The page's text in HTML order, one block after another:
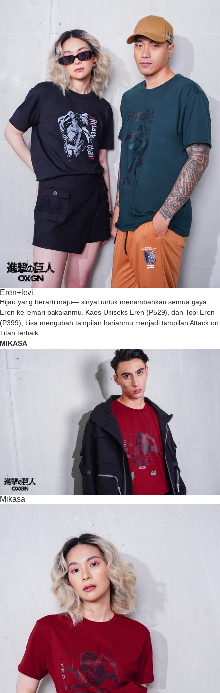
Eren+levi
Hijau yang berarti maju— sinyal untuk menambahkan semua gaya
Eren ke lemari pakaianmu. Kaos Uniseks Eren (P529), dan Topi Eren
(P399), bisa mengubah tampilan harianmu menjadi tampilan Attack on
Titan terbaik.
MIKASA
Mikasa